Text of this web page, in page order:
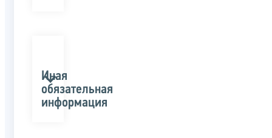
Иная
обязательная
информация